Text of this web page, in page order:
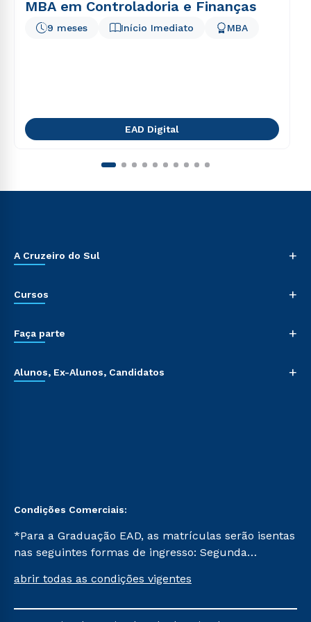
MBA em Controladoria e Finanças
Início Imediato
9 meses MBA
EAD Digital
A Cruzeiro do Sul +
Cursos +
Faça parte +
Alunos, Ex-Alunos, Candidatos +
Condições Comerciais:
*Para a Graduação EAD, as matrículas serão isentas
nas seguintes formas de ingresso: Segunda
Já para as demais, a taxa de matrícula será de R$
mencionadas são referentes aos cursos: Ensino
abrir todas as condições vigentes